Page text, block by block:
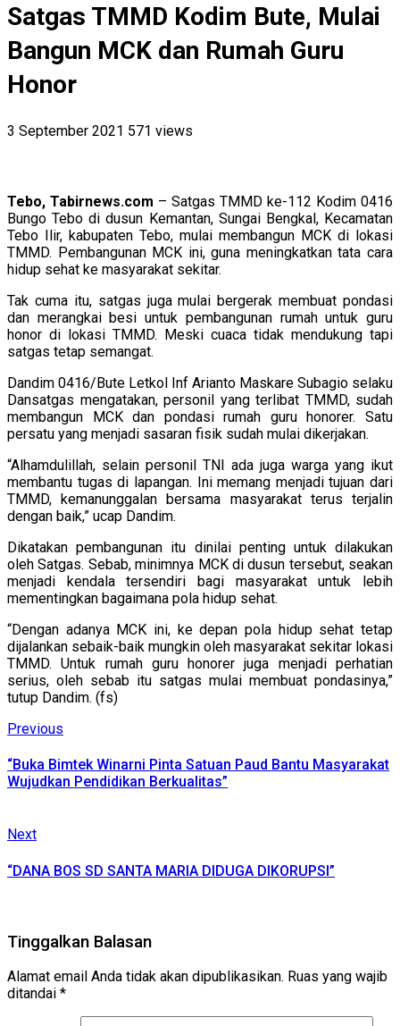
Satgas TMMD Kodim Bute, Mulai
Bangun MCK dan Rumah Guru
Honor
3 September 2021 571 views
Tebo, Tabirnews.com – Satgas TMMD ke-112 Kodim 0416
Bungo Tebo di dusun Kemantan, Sungai Bengkal, Kecamatan
Tebo Ilir, kabupaten Tebo, mulai membangun MCK di lokasi
TMMD. Pembangunan MCK ini, guna meningkatkan tata cara
hidup sehat ke masyarakat sekitar.
Tak cuma itu, satgas juga mulai bergerak membuat pondasi
dan merangkai besi untuk pembangunan rumah untuk guru
honor di lokasi TMMD. Meski cuaca tidak mendukung tapi
satgas tetap semangat.
Dandim 0416/Bute Letkol Inf Arianto Maskare Subagio selaku
Dansatgas mengatakan, personil yang terlibat TMMD, sudah
membangun MCK dan pondasi rumah guru honorer. Satu
persatu yang menjadi sasaran fisik sudah mulai dikerjakan.
“Alhamdulillah, selain personil TNI ada juga warga yang ikut
membantu tugas di lapangan. Ini memang menjadi tujuan dari
TMMD, kemanunggalan bersama masyarakat terus terjalin
dengan baik,” ucap Dandim.
Dikatakan pembangunan itu dinilai penting untuk dilakukan
oleh Satgas. Sebab, minimnya MCK di dusun tersebut, seakan
menjadi kendala tersendiri bagi masyarakat untuk lebih
mementingkan bagaimana pola hidup sehat.
“Dengan adanya MCK ini, ke depan pola hidup sehat tetap
dijalankan sebaik-baik mungkin oleh masyarakat sekitar lokasi
TMMD. Untuk rumah guru honorer juga menjadi perhatian
serius, oleh sebab itu satgas mulai membuat pondasinya,”
tutup Dandim. (fs)
Continue
Reading
Previous
“Buka Bimtek Winarni Pinta Satuan Paud Bantu Masyarakat
Wujudkan Pendidikan Berkualitas”
NextNext
“DANA BOS SD SANTA MARIA DIDUGA DIKORUPSI”
Tinggalkan Balasan
Alamat email Anda tidak akan dipublikasikan. Ruas yang wajib
ditandai *